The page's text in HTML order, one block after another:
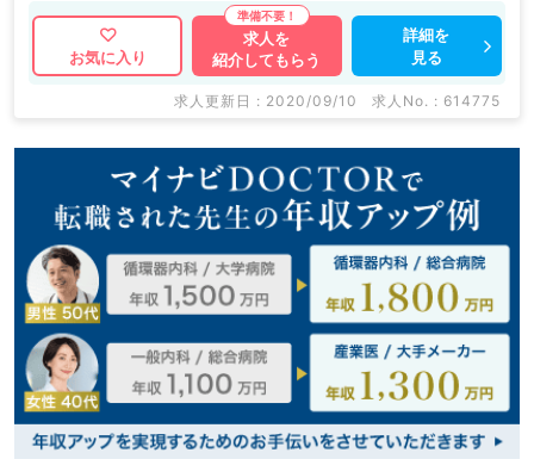
お気に入り
求人を
紹介してもらう
詳細を
見る
求人更新日 : 2020/09/10 求人No. : 614775